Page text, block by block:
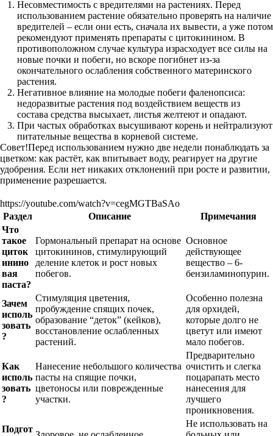
Несовместимость с вредителями на растениях. Перед
использованием растение обязательно проверять на наличие
вредителей – если они есть, сначала их вывести, а уже потом
рекомендуют применять препараты с цитокинином. В
противоположном случае культура израсходует все силы на
новые почки и побеги, но вскоре погибнет из-за
окончательного ослабления собственного материнского
растения.
Негативное влияние на молодые побеги фаленопсиса:
недоразвитые растения под воздействием веществ из
состава средства высыхает, листья желтеют и опадают.
При частых обработках высушивают корень и нейтрализуют
питательные вещества в корневой системе.
Совет!Перед использованием нужно две недели понаблюдать за
цветком: как растёт, как впитывает воду, реагирует на другие
удобрения. Если нет никаких отклонений при росте и развитии,
применение разрешается.
https://youtube.com/watch?v=cegMGTBaSAo
Раздел
Описание
Примечания
Что
такое
циток
инино
вая
паста?
Гормональный препарат на основе
цитокининов, стимулирующий
деление клеток и рост новых
побегов.
Основное
действующее
вещество – 6-
бензиламинопурин.
Зачем
исполь
зовать
?
Стимуляция цветения,
пробуждение спящих почек,
образование “деток” (кейков),
восстановление ослабленных
растений.
Особенно полезна
для орхидей,
которые долго не
цветут или имеют
мало побегов.
Как
исполь
зовать
?
Нанесение небольшого количества
пасты на спящие почки,
цветоносы или поврежденные
участки.
Предварительно
очистить и слегка
поцарапать место
нанесения для
лучшего
проникновения.
Подгот
Не использовать на